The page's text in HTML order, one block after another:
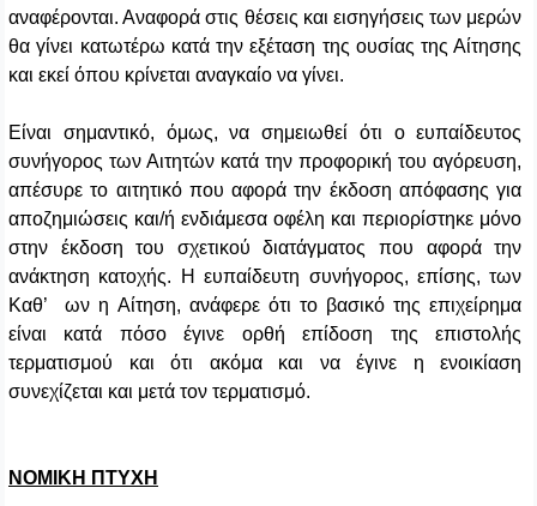
αναφέρονται. Αναφορά στις θέσεις και εισηγήσεις των μερών
θα γίνει κατωτέρω κατά την εξέταση της ουσίας της Αίτησης
και εκεί όπου κρίνεται αναγκαίο να γίνει.
Eίναι σημαντικό, όμως, να σημειωθεί ότι ο ευπαίδευτος
συνήγορος των Αιτητών κατά την προφορική του αγόρευση,
απέσυρε το αιτητικό που αφορά την έκδοση απόφασης για
αποζημιώσεις και/ή ενδιάμεσα οφέλη και περιορίστηκε μόνο
στην έκδοση του σχετικού διατάγματος που αφορά την
ανάκτηση κατοχής. Η ευπαίδευτη συνήγορος, επίσης, των
Καθ’ ων η Αίτηση, ανάφερε ότι το βασικό της επιχείρημα
είναι κατά πόσο έγινε ορθή επίδοση της επιστολής
τερματισμού και ότι ακόμα και να έγινε η ενοικίαση
συνεχίζεται και μετά τον τερματισμό.
ΝΟΜΙΚΗ ΠΤΥΧΗ